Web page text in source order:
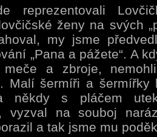
reprezentovali
ženy na svých
my jsme
„Pana a pážete“. A
meče a zbroje,
Malí šermíři a šermířky
někdy s pláčem
vyzval na souboj
a tak jsme mu